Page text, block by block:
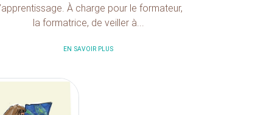
À charge pour le formateur,
la formatrice, de veiller à...
EN SAVOIR PLUS